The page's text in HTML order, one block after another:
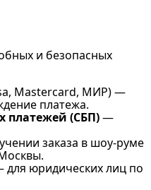
и безопасных
Mastercard, МИР) —
платежа.
платежей (СБП)—
заказа в шоу-руме
для юридических лиц по